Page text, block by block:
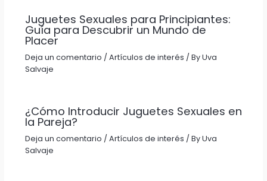
Juguetes Sexuales para Principiantes:
Guía para Descubrir un Mundo de
Placer
Deja un comentario / Artículos de interés / ByUva
Salvaje
¿Cómo Introducir Juguetes Sexuales en
la Pareja?
Deja un comentario / Artículos de interés / ByUva
Salvaje